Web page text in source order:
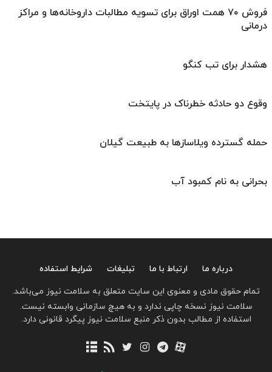
فروش ۷۰ همت اوراق برای تسویه مطالبات داروخانه‌ها و مراکز
درمانی
هشدار برای تب کنگو
وقوع دو حادثه خطرناک در پایتخت
حمله گسترده ویلاسازها به طبیعت گیلان
بحرانی به نام کمبود آب
درباره ما ارتباط با ما تبلیغات
شرایط استفاده
تمام حقوق مادی و معنوی این سایت متعلق به سلامت نیوز می‌باشد.
سلامت نیوز نسخه چاپی ندارد و به هیچ سازمانی وابسته نیست.
استفاده از مطالب بدون ذکر منبع سلامت نیوز پیگرد قانونی دارد.